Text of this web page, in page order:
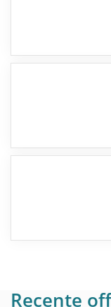
Recente